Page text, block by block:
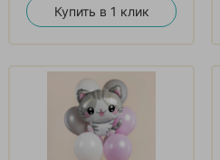
Купить в 1 клик